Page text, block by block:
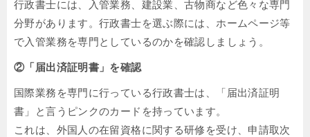
行政書士には、入管業務、建設業、古物商など色々な専門
分野があります。行政書士を選ぶ際には、ホームページ等
で入管業務を専門としているのかを確認しましょう。
②「届出済証明書」を確認
国際業務を専門に行っている行政書士は、「届出済証明
書」と言うピンクのカードを持っています。
これは、外国人の在留資格に関する研修を受け、申請取次